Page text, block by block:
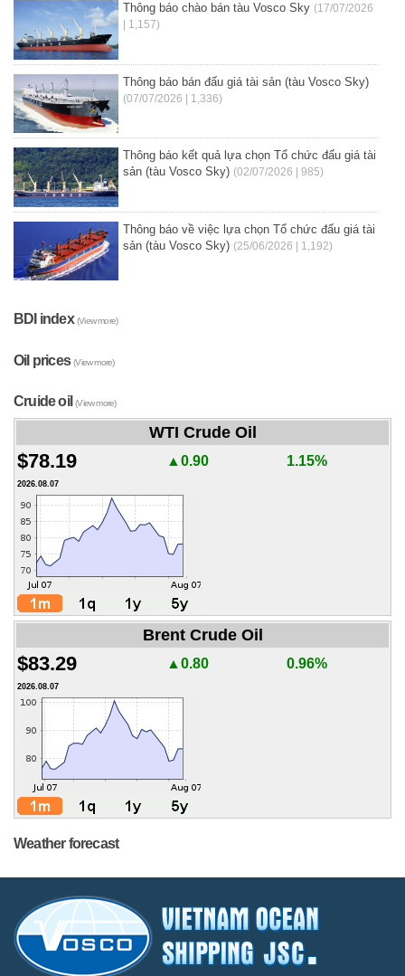
Thông báo chào bán tàu Vosco Sky (17/07/2026
| 1,157)
Thông báo bán đấu giá tài sản (tàu Vosco Sky)
(07/07/2026 | 1,336)
Thông báo kết quả lựa chọn Tổ chức đấu giá tài
sản (tàu Vosco Sky) (02/07/2026 | 985)
Thông báo về việc lựa chọn Tổ chức đấu giá tài
sản (tàu Vosco Sky) (25/06/2026 | 1,192)
BDI index(View more)
Oil prices(View more)
Cruide oil(View more)
WTI Crude Oil
$78.19 ▲0.90 1.15%
2026.08.07
Brent Crude Oil
$83.29 ▲0.80 0.96%
2026.08.07
Weather forecast